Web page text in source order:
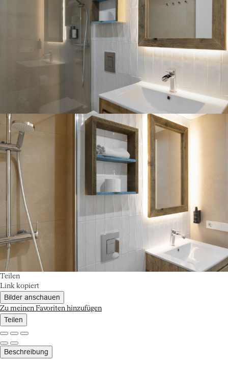
Teilen
Link kopiert
Bilder anschauen
Zu meinen Favoriten hinzufügen
Teilen
Beschreibung